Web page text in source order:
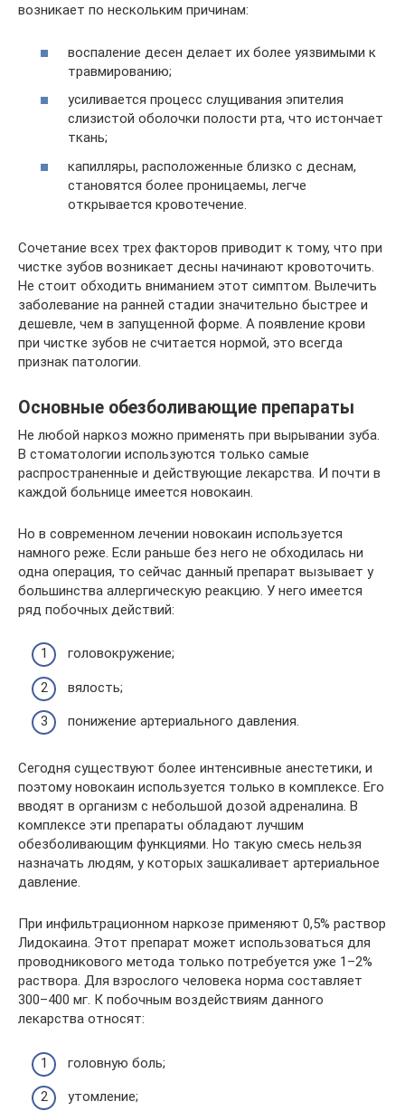
возникает по нескольким причинам:
воспаление десен делает их более уязвимыми к
травмированию;
усиливается процесс слущивания эпителия
слизистой оболочки полости рта, что истончает
ткань;
капилляры, расположенные близко с деснам,
становятся более проницаемы, легче
открывается кровотечение.
Сочетание всех трех факторов приводит к тому, что при
чистке зубов возникает десны начинают кровоточить.
Не стоит обходить вниманием этот симптом. Вылечить
заболевание на ранней стадии значительно быстрее и
дешевле, чем в запущенной форме. А появление крови
при чистке зубов не считается нормой, это всегда
признак патологии.
Основные обезболивающие препараты
Не любой наркоз можно применять при вырывании зуба.
В стоматологии используются только самые
распространенные и действующие лекарства. И почти в
каждой больнице имеется новокаин.
Но в современном лечении новокаин используется
намного реже. Если раньше без него не обходилась ни
одна операция, то сейчас данный препарат вызывает у
большинства аллергическую реакцию. У него имеется
ряд побочных действий:
головокружение;
вялость;
понижение артериального давления.
Сегодня существуют более интенсивные анестетики, и
поэтому новокаин используется только в комплексе. Его
вводят в организм с небольшой дозой адреналина. В
комплексе эти препараты обладают лучшим
обезболивающим функциями. Но такую смесь нельзя
назначать людям, у которых зашкаливает артериальное
давление.
При инфильтрационном наркозе применяют 0,5% раствор
Лидокаина. Этот препарат может использоваться для
проводникового метода только потребуется уже 1–2%
раствора. Для взрослого человека норма составляет
300–400 мг. К побочным воздействиям данного
лекарства относят:
головную боль;
утомление;